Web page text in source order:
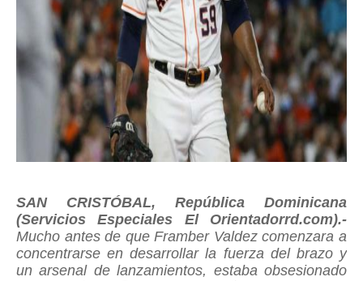
SAN CRISTÓBAL, República Dominicana
(Servicios Especiales El Orientadorrd.com).-
Mucho antes de que Framber Valdez comenzara a
concentrarse en desarrollar la fuerza del brazo y
un arsenal de lanzamientos, estaba obsesionado